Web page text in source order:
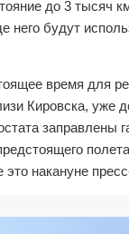
до 3 тысяч
него будут
время для
Кировска,
заправлены
накануне